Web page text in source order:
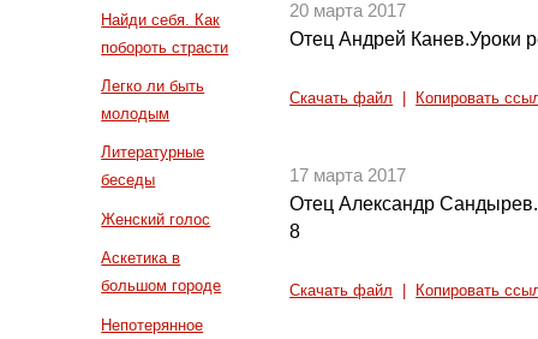
Найди себя. Как
побороть страсти
Легко ли быть
молодым
Литературные
беседы
Женский голос
Аскетика в
большом городе
Непотерянное
20 марта 2017
Отец Андрей Канев.Уроки
Скачать файл Копировать
17 марта 2017
Отец Александр
8
Скачать файл Копировать